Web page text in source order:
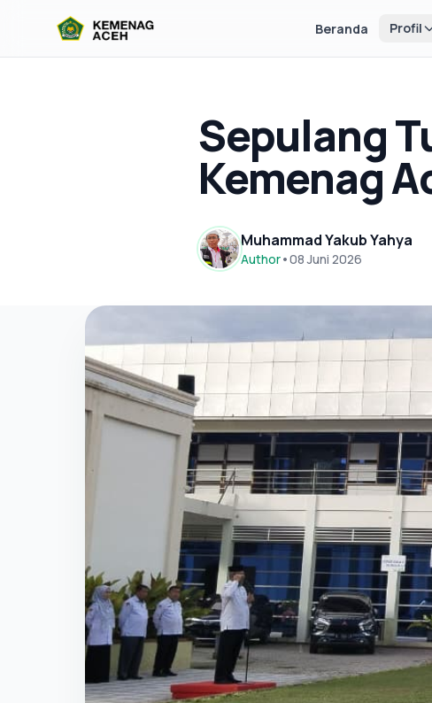
Beranda Profil
Sepulang
Kemenag
Muhammad Yakub Yahya
Author•08 Juni 2026